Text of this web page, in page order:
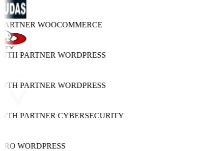
WOOCOMMERCE
PARTNERWORDPRESS
PARTNERWORDPRESS
PARTNERCYBERSECURITY
WORDPRESS